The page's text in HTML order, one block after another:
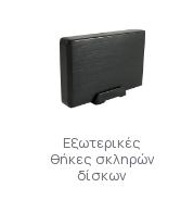
Εξωτερικές
θήκες σκληρών
δίσκων